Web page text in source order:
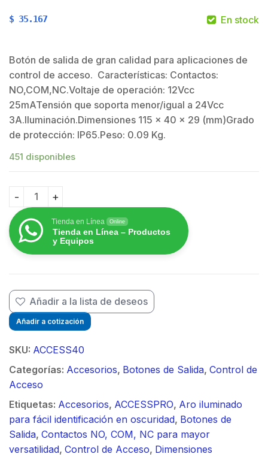
$
$ 35.167 En stock
Botón de salida de gran calidad para aplicaciones de
control de acceso. Características: Contactos:
NO,COM,NC.Voltaje de operación: 12Vcc
25mATensión que soporta menor/igual a 24Vcc
3A.Iluminación.Dimensiones 115 x 40 x 29 (mm)Grado
de protección: IP65.Peso: 0.09 Kg.
451 disponibles
Botón de salida con aro iluminado/ IP65 quantity
Tienda en Línea Online
Tienda en Línea – Productos
y Equipos
Añadir a la lista de deseos
Añadir a cotización
SKU: ACCESS40
Categorías: Accesorios, Botones de Salida, Control de
Acceso
Etiquetas: Accesorios, ACCESSPRO, Aro iluminado
para fácil identificación en oscuridad, Botones de
Salida, Contactos NO, COM, NC para mayor
versatilidad, Control de Acceso, Dimensiones